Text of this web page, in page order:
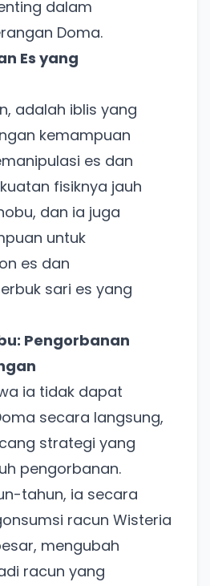
dalam
Doma.
Es yang
adalah iblis yang
kemampuan
es dan
fisiknya jauh
dan ia juga
untuk
es dan
sari es yang
Pengorbanan
ia tidak dapat
secara langsung,
strategi yang
pengorbanan.
tahun, ia secara
racun Wisteria
mengubah
racun yang